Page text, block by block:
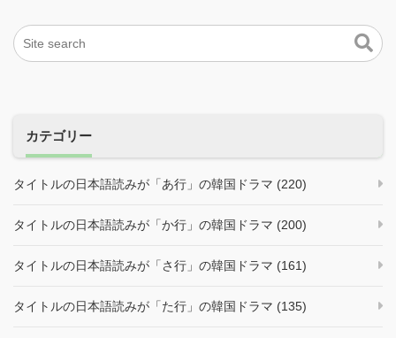
カテゴリー
タイトルの日本語読みが「あ行」の韓国ドラマ (220)
タイトルの日本語読みが「か行」の韓国ドラマ (200)
タイトルの日本語読みが「さ行」の韓国ドラマ (161)
タイトルの日本語読みが「た行」の韓国ドラマ (135)